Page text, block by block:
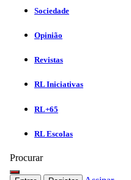
Sociedade
Opinião
Revistas
RL Iniciativas
RL+65
RL Escolas
Procurar